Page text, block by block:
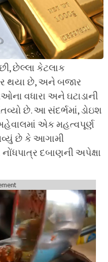
છેલ્લા કેટલાક
થયા છે, અને બજાર
વધારા અને ઘટાડાની
છે. આ સંદર્ભમાં, ડોઇશ
એક મહત્વપૂર્ણ
છે કે આગામી
દબાણની અપેક્ષા